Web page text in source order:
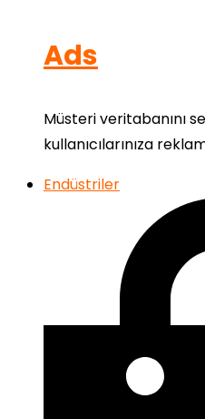
Ads
Müsteri veritabanını
kullanıcılarınıza
Endüstriler